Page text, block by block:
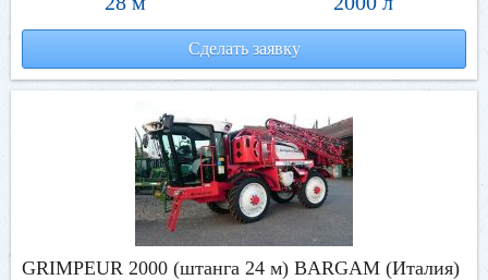
Сделать заявку
GRIMPEUR 2000 (штанга 24 м) BARGAM (Италия)